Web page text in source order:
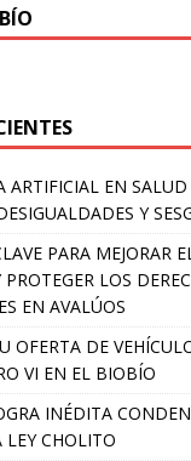
ARTIFICIAL EN SALUD
Y
PARA MEJORAR
LOS
EN AVALÚOS
OFERTA DE
VI EN EL BIOBÍO
INÉDITA
CHOLITO